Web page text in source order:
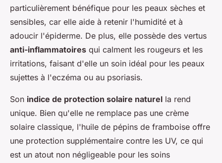
particulièrement bénéfique pour les peaux sèches et
sensibles, car elle aide à retenir l'humidité et à
adoucir l'épiderme. De plus, elle possède des vertus
anti-inflammatoires qui calment les rougeurs et les
irritations, faisant d'elle un soin idéal pour les peaux
sujettes à l'eczéma ou au psoriasis.
Son indice de protection solaire naturel la rend
unique. Bien qu'elle ne remplace pas une crème
solaire classique, l'huile de pépins de framboise offre
une protection supplémentaire contre les UV, ce qui
est un atout non négligeable pour les soins